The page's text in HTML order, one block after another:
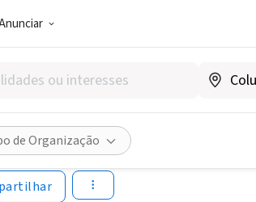
de Organização
Group
portfolio/